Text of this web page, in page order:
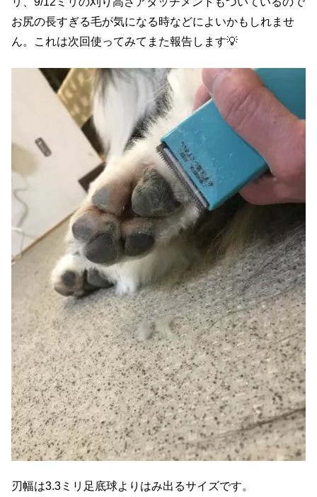
お尻の長すぎる毛が気になる時などによいかもしれませ
ん。これは次回使ってみてまた報告します💡
刃幅は3.3ミリ足底球よりはみ出るサイズです。